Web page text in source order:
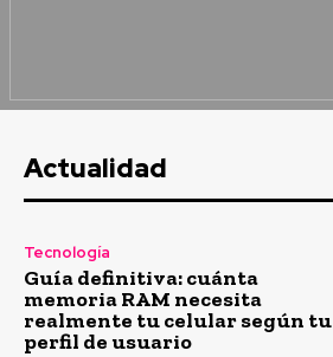
Actualidad
Tecnología
Guía definitiva: cuánta
memoria RAM necesita
realmente tu celular según tu
perfil de usuario